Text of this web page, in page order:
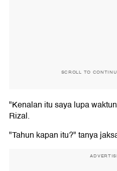
SCROLL TO
"Kenalan itu saya lupa
Rizal.
"Tahun kapan itu?" tanya